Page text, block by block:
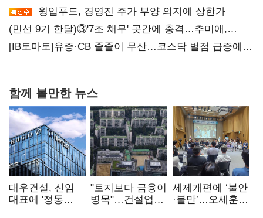
윙입푸드, 경영진 주가 부양 의지에 상한가
(민선 9기 한달)③'7조 채무' 곳간에 충격…추미애,
20년만에 '비상재정' 선언 승부수
[IB토마토]유증·CB 줄줄이 무산…코스닥 벌점 급증에
함께 볼만한 뉴스
대우건설, 신임
대표에 '정통
"토지보다 금융이
병목"…건설업계,
세제개편에 ‘불안
·불만’…오세훈